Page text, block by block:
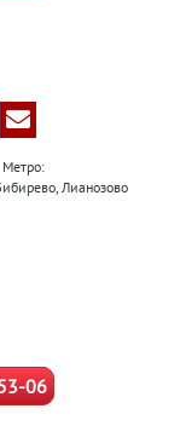
Метро:
Лианозово
06